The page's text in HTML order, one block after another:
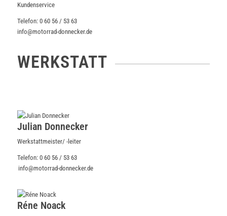
Kundenservice
Telefon: 0 60 56 / 53 63
info@motorrad-donnecker.de
WERKSTATT
Julian Donnecker
Werkstattmeister/ -leiter
Telefon: 0 60 56 / 53 63
info@motorrad-donnecker.de
Réne Noack